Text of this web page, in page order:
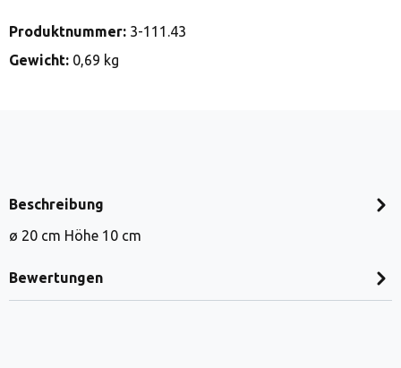
Produktnummer: 3-111.43
Gewicht: 0,69 kg
Beschreibung
ø 20 cm Höhe 10 cm
Bewertungen